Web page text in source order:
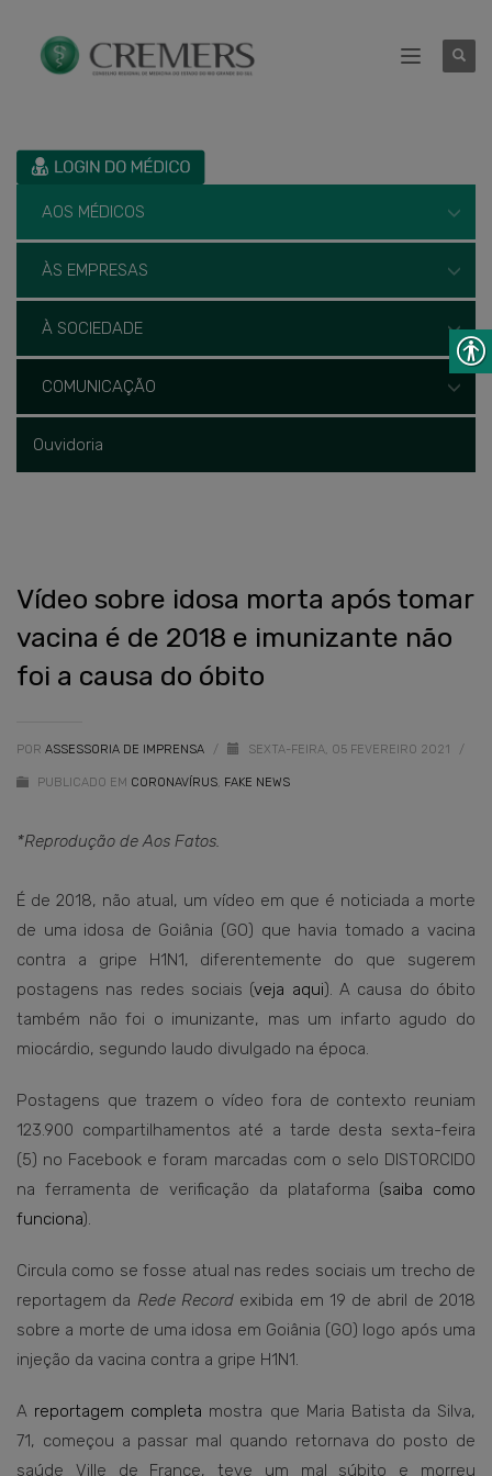
AOS MÉDICOS
ÀS EMPRESAS
À SOCIEDADE
COMUNICAÇÃO
Ouvidoria
Vídeo sobre idosa morta após tomar
vacina é de 2018 e imunizante não
foi a causa do óbito
POR ASSESSORIA DE IMPRENSA / SEXTA-FEIRA, 05 FEVEREIRO 2021 /
PUBLICADO EM CORONAVÍRUS, FAKE NEWS
*Reprodução de Aos Fatos.
É de 2018, não atual, um vídeo em que é noticiada a morte
de uma idosa de Goiânia (GO) que havia tomado a vacina
contra a gripe H1N1, diferentemente do que sugerem
postagens nas redes sociais (veja aqui). A causa do óbito
também não foi o imunizante, mas um infarto agudo do
miocárdio, segundo laudo divulgado na época.
Postagens que trazem o vídeo fora de contexto reuniam
123.900 compartilhamentos até a tarde desta sexta-feira
(5) no Facebook e foram marcadas com o selo DISTORCIDO
na ferramenta de verificação da plataforma (saiba como
funciona).
Circula como se fosse atual nas redes sociais um trecho de
reportagem da Rede Recordexibida em 19 de abril de 2018
sobre a morte de uma idosa em Goiânia (GO) logo após uma
injeção da vacina contra a gripe H1N1.
A reportagem completa mostra que Maria Batista da Silva,
71, começou a passar mal quando retornava do posto de
saúde Ville de France, teve um mal súbito e morreu